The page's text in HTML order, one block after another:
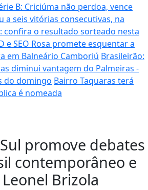
B: Criciúma não perdoa, vence
a seis vitórias consecutivas, na
confira o resultado sorteado nesta
e SEO Rosa promete esquentar a
em Balneário Camboriú Brasileirão:
diminui vantagem do Palmeiras -
do domingo Bairro Taquaras terá
é nomeada
promove debates
contemporâneo e
Brizola